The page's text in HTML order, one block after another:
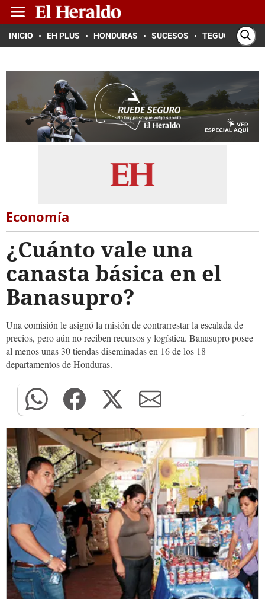
INICIO EH PLUS HONDURAS SUCESOS TEGUCIGALPA
Economía
¿Cuánto vale una
canasta básica en el
Banasupro?
Una comisión le asignó la misión de contrarrestar la escalada de
precios, pero aún no reciben recursos y logística. Banasupro posee
al menos unas 30 tiendas diseminadas en 16 de los 18
departamentos de Honduras.